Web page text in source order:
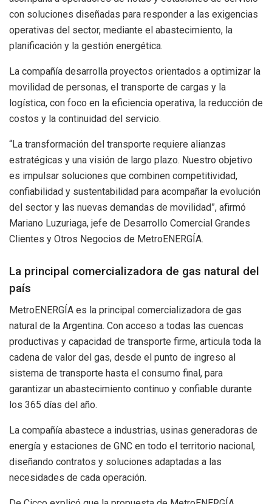
con soluciones diseñadas para responder a las exigencias
operativas del sector, mediante el abastecimiento, la
planificación y la gestión energética.
La compañía desarrolla proyectos orientados a optimizar la
movilidad de personas, el transporte de cargas y la
logística, con foco en la eficiencia operativa, la reducción de
costos y la continuidad del servicio.
“La transformación del transporte requiere alianzas
estratégicas y una visión de largo plazo. Nuestro objetivo
es impulsar soluciones que combinen competitividad,
confiabilidad y sustentabilidad para acompañar la evolución
del sector y las nuevas demandas de movilidad”, afirmó
Mariano Luzuriaga, jefe de Desarrollo Comercial Grandes
Clientes y Otros Negocios de MetroENERGÍA.
La principal comercializadora de gas natural del
país
MetroENERGÍA es la principal comercializadora de gas
natural de la Argentina. Con acceso a todas las cuencas
productivas y capacidad de transporte firme, articula toda la
cadena de valor del gas, desde el punto de ingreso al
sistema de transporte hasta el consumo final, para
garantizar un abastecimiento continuo y confiable durante
los 365 días del año.
La compañía abastece a industrias, usinas generadoras de
energía y estaciones de GNC en todo el territorio nacional,
diseñando contratos y soluciones adaptadas a las
necesidades de cada operación.